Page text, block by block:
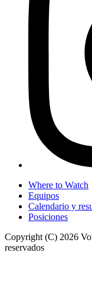
Where to Watch
Equipos
Calendario y
Posiciones
Copyright (C) 2026
reservados